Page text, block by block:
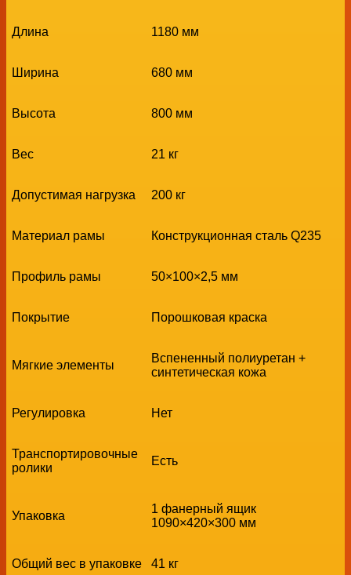
Длина 1180 мм
Ширина 680 мм
Высота 800 мм
Вес 21 кг
Допустимая нагрузка 200 кг
Материал рамы Конструкционная сталь Q235
Профиль рамы 50×100×2,5 мм
Покрытие Порошковая краска
Мягкие элементы
Вспененный полиуретан +
синтетическая кожа
Регулировка Нет
Транспортировочные
ролики
Есть
Упаковка
1 фанерный ящик
1090×420×300 мм
Общий вес в упаковке 41 кг